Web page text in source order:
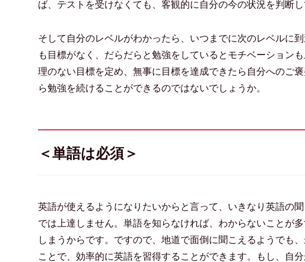
ば、テストを受けなくても、客観的に自分の今の状況を判断し
そして自分のレベルがわかったら、いつまでに次のレベルに
も目標がなく、だらだらと勉強をしているとモチベーション
理のない目標を定め、無事に目標を達成できたら自分へのご
ら勉強を続けることができるのではないでしょうか。
＜単語は必須＞
英語が使えるようになりたいからと言って、いきなり英語の
では上達しません。単語を知らなければ、わからないことが
しまうからです。ですので、地道で面倒に聞こえるようでも
ことで、効率的に英語を習得することができます。もし、自